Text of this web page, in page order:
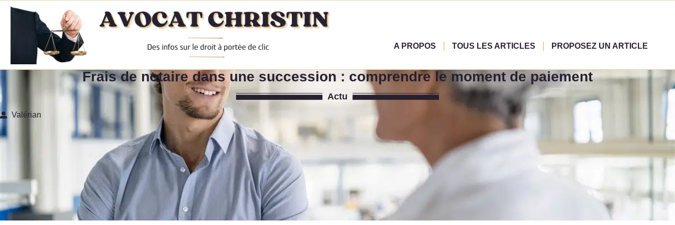
A PROPOS TOUS LES ARTICLES PROPOSEZ UN ARTICLE
Frais de notaire dans une succession : comprendre le moment de paiement
Actu
Valérian